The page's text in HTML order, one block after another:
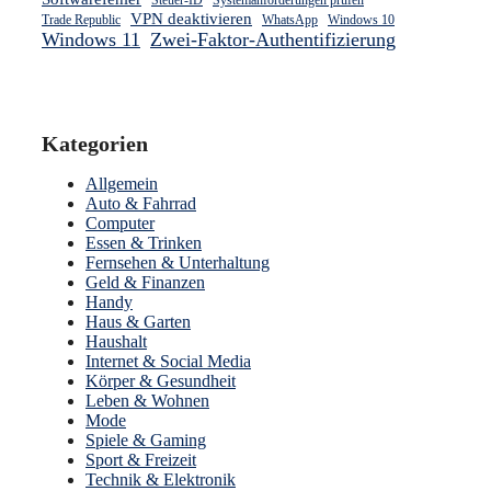
Trade Republic
VPN deaktivieren WhatsApp Windows 10
Windows 11 Zwei-Faktor-Authentifizierung
Kategorien
Allgemein
Auto & Fahrrad
Computer
Essen & Trinken
Fernsehen & Unterhaltung
Geld & Finanzen
Handy
Haus & Garten
Haushalt
Internet & Social Media
Körper & Gesundheit
Leben & Wohnen
Mode
Spiele & Gaming
Sport & Freizeit
Technik & Elektronik